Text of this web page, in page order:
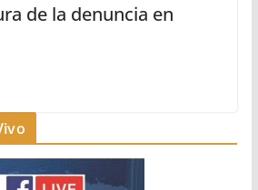
de la denuncia en